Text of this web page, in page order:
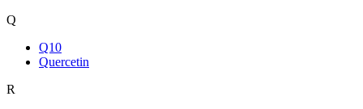
Q
Q10
Quercetin
R